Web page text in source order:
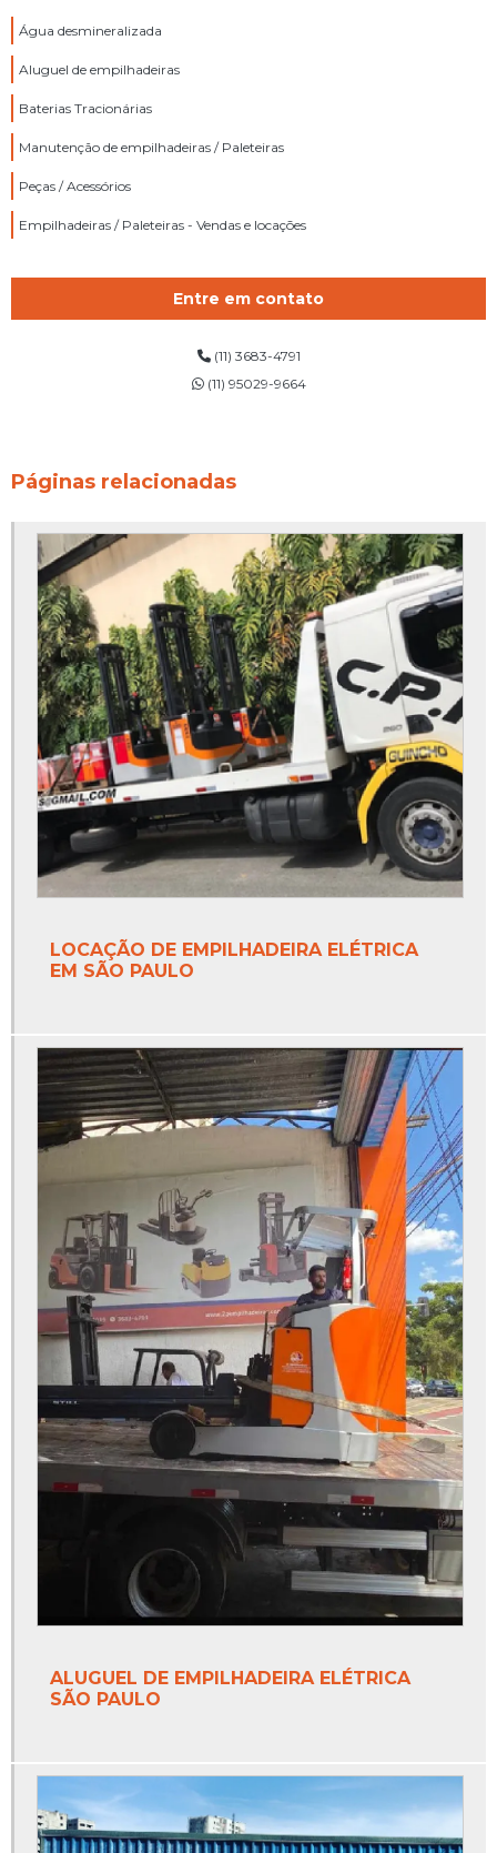
Água desmineralizada
Aluguel de empilhadeiras
Baterias Tracionárias
Manutenção de empilhadeiras / Paleteiras
Peças / Acessórios
Empilhadeiras / Paleteiras - Vendas e locações
Entre em contato
(11) 3683-4791
(11) 95029-9664
Páginas relacionadas
LOCAÇÃO DE EMPILHADEIRA ELÉTRICA
EM SÃO PAULO
ALUGUEL DE EMPILHADEIRA ELÉTRICA
SÃO PAULO